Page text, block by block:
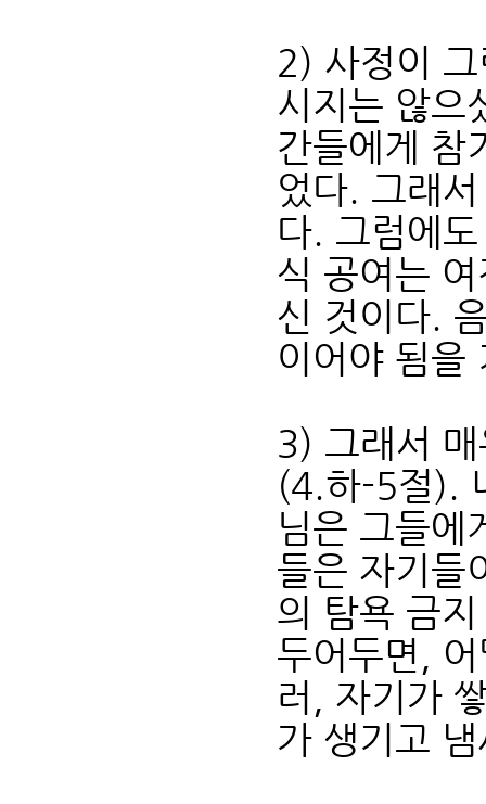
2) 사정이
시지는 않으
간들에게 참
었다. 그래
다. 그럼에
식 공여는
신 것이다.
이어야 됨
3) 그래서
(4.하-5절).
님은 그들에
들은 자기들
의 탐욕 금
두어두면,
러, 자기가
가 생기고